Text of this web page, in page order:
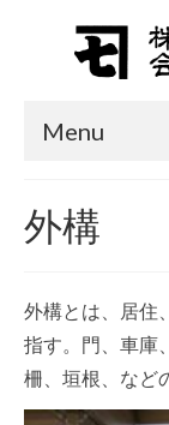
Menu
外構
外構とは、居住
指す。門、車庫
柵、垣根、など